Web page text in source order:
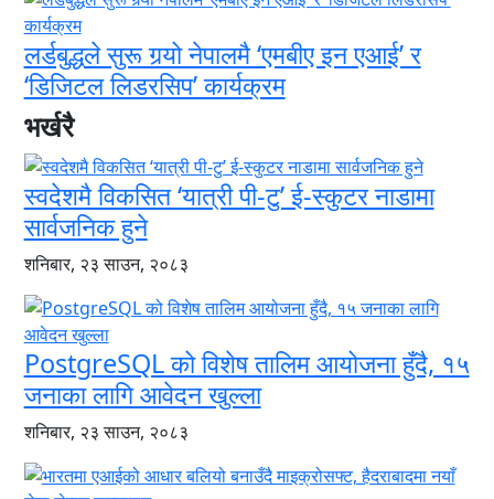
लर्डबुद्धले सुरू गर्‍यो नेपालमै ‘एमबीए इन एआई’ र
‘डिजिटल लिडरसिप’ कार्यक्रम
भर्खरै
स्वदेशमै विकसित ‘यात्री पी-टु’ ई-स्कुटर नाडामा
सार्वजनिक हुने
शनिबार, २३ साउन, २०८३
PostgreSQL को विशेष तालिम आयोजना हुँदै, १५
जनाका लागि आवेदन खुल्ला
शनिबार, २३ साउन, २०८३